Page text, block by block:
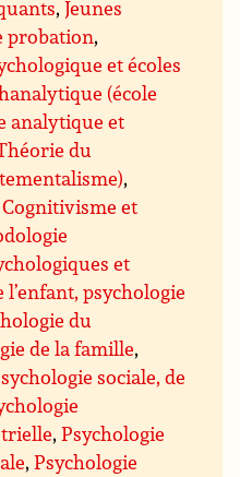
,Jeunes
probation,
et écoles
(école
analytique et
du
,
Cognitivisme et
et
l’enfant, psychologie
du
de la famille,
sociale, de
,Psychologie
,Psychologie